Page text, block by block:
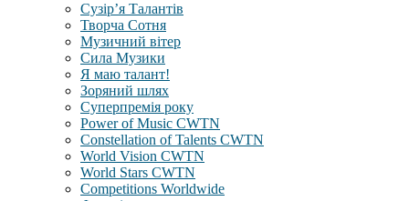
Сузір’я Талантів
Творча Сотня
Музичний вітер
Сила Музики
Я маю талант!
Зоряний шлях
Суперпремія року
Power of Music CWTN
Constellation of Talents CWTN
World Vision CWTN
World Stars CWTN
Competitions Worldwide